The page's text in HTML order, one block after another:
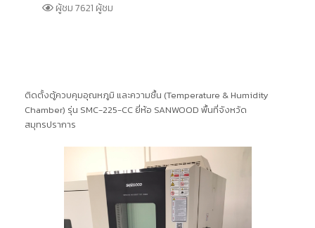
ผู้ชม 7621 ผู้ชม
ติดตั้งตู้ควบคุมอุณหภูมิ และความชื้น (Temperature & Humidity
Chamber) รุ่น SMC-225-CC ยี่ห้อ SANWOOD พื้นที่จังหวัด
สมุทรปราการ